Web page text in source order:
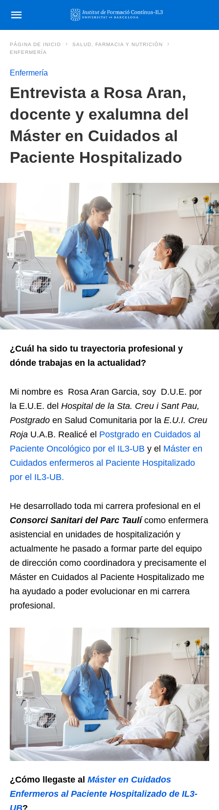
PÁGINA DE INICIO
SALUD, FARMACIA Y NUTRICIÓN
ENFERMERÍA
Enfermería
Entrevista a Rosa Aran,
docente y exalumna del
Máster en Cuidados al
Paciente Hospitalizado
¿Cuál ha sido tu trayectoria profesional y
dónde trabajas en la actualidad?
Mi nombre es Rosa Aran Garcia, soy D.U.E. por
la E.U.E. del Hospital de la Sta. Creu i Sant Pau,
Postgrado en Salud Comunitaria por la E.U.I. Creu
Roja U.A.B. Realicé el Postgrado en Cuidados al
Paciente Oncológico por el IL3-UB y el Máster en
Cuidados enfermeros al Paciente Hospitalizado
por el IL3-UB.
He desarrollado toda mi carrera profesional en el
Consorci Sanitari del Parc Taulícomo enfermera
asistencial en unidades de hospitalización y
actualmente he pasado a formar parte del equipo
de dirección como coordinadora y precisamente el
Máster en Cuidados al Paciente Hospitalizado me
ha ayudado a poder evolucionar en mi carrera
profesional.
¿Cómo llegaste al Máster en Cuidados
Enfermeros al Paciente Hospitalizado de IL3-